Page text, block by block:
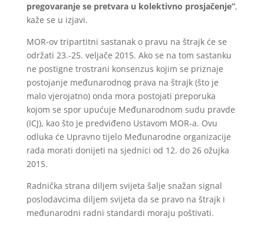
pregovaranje se pretvara u kolektivno prosjačenje”,
kaže se u izjavi.
MOR-ov tripartitni sastanak o pravu na štrajk će se
održati 23.-25. veljače 2015. Ako se na tom sastanku
ne postigne trostrani konsenzus kojim se priznaje
postojanje međunarodnog prava na štrajk (što je
malo vjerojatno) onda mora postojati preporuka
kojom se spor upućuje Međunarodnom sudu pravde
(ICJ), kao što je predviđeno Ustavom MOR-a. Ovu
odluka će Upravno tijelo Međunarodne organizacije
rada morati donijeti na sjednici od 12. do 26 ožujka
2015.
Radnička strana diljem svijeta šalje snažan signal
poslodavcima diljem svijeta da se pravo na štrajk i
međunarodni radni standardi moraju poštivati.